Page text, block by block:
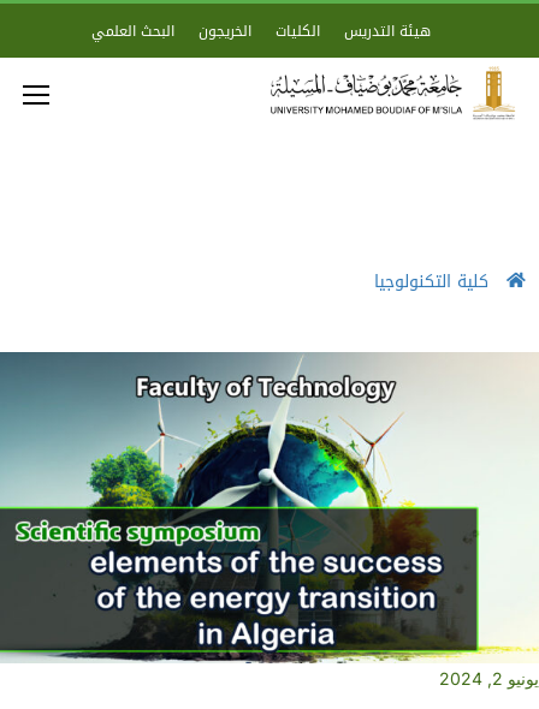
هيئة التدريس الكليات الخريجون البحث العلمي
كلية التكنولوجيا
يونيو 2, 2024